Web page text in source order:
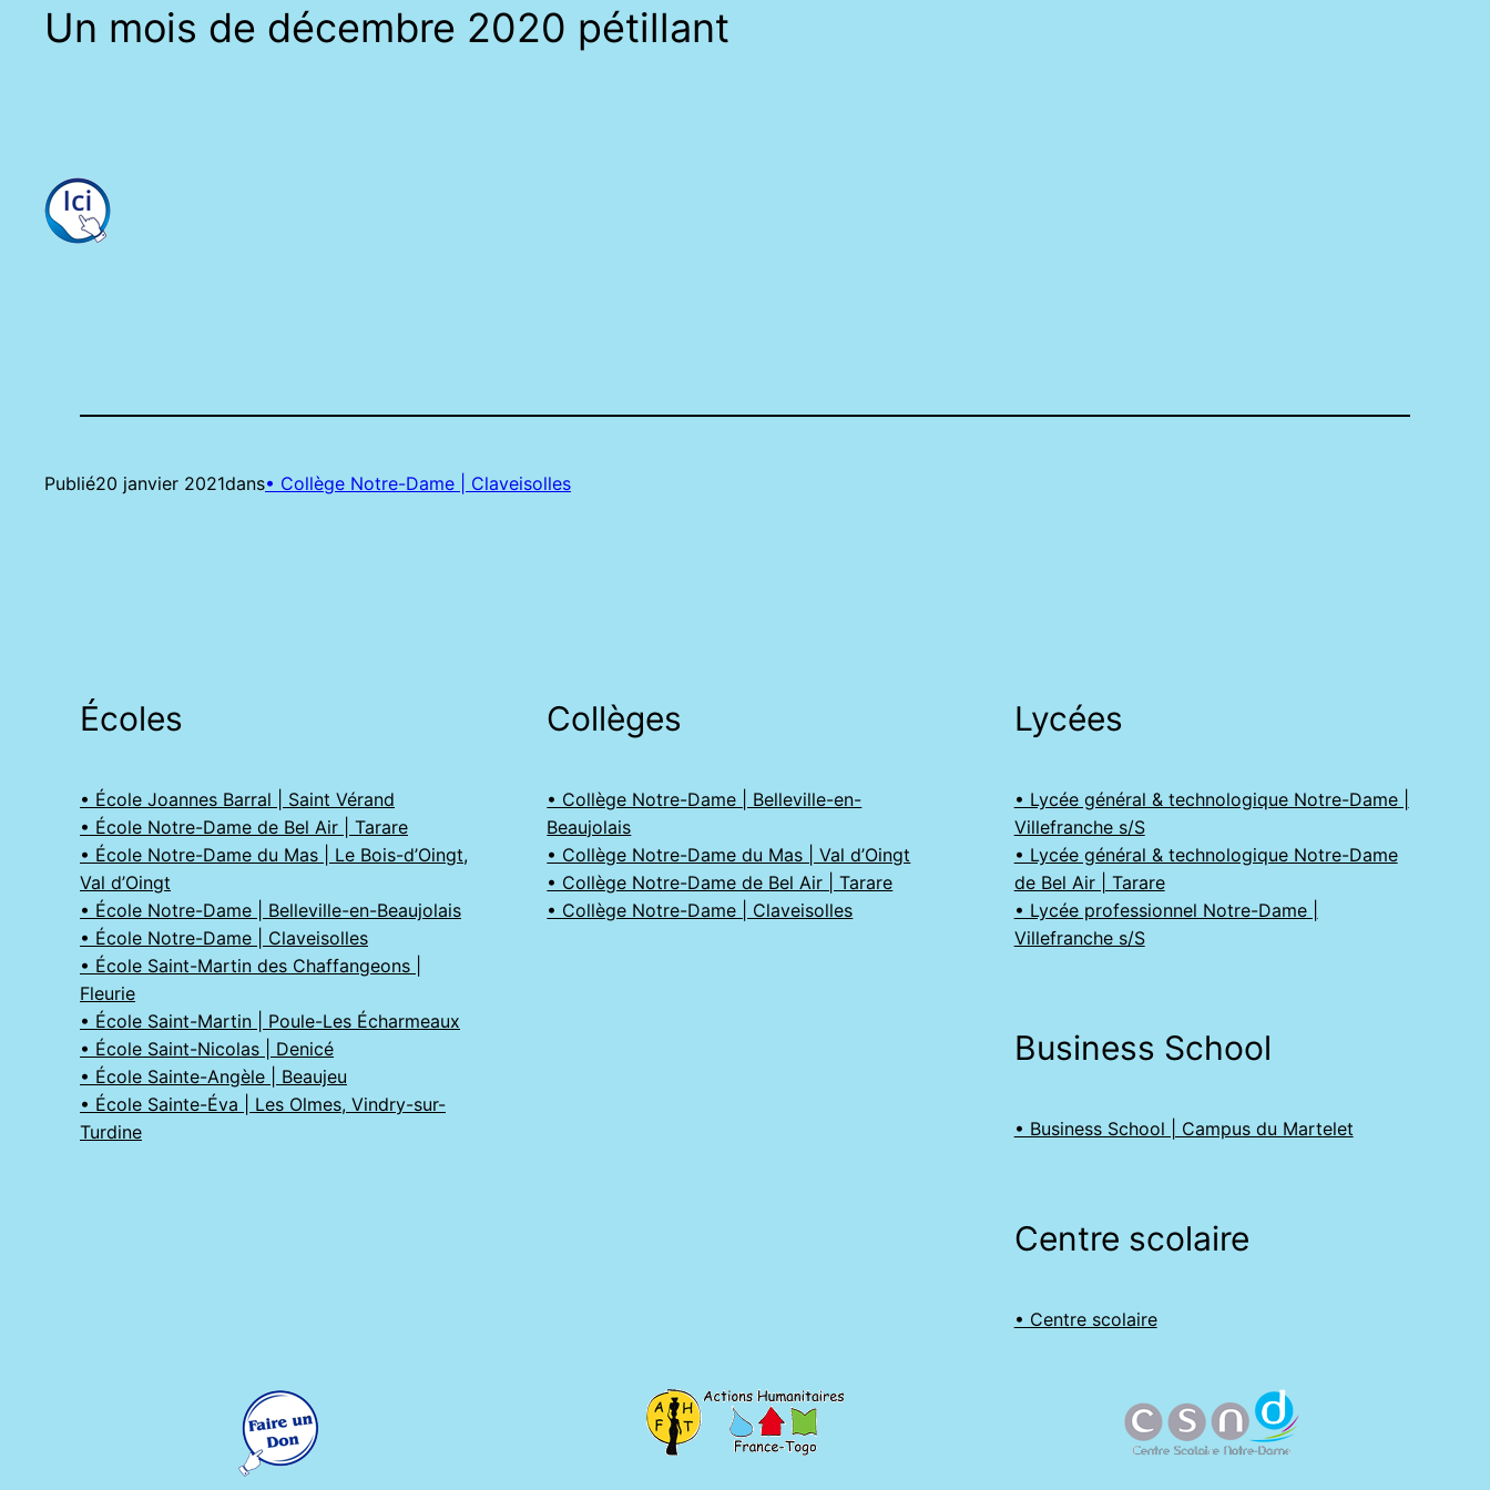
Un mois de décembre 2020 pétillant
Publié20 janvier 2021dans• Collège Notre-Dame | Claveisolles
Écoles
• École Joannes Barral | Saint Vérand
• École Notre-Dame de Bel Air | Tarare
• École Notre-Dame du Mas | Le Bois-d’Oingt,
Val d’Oingt
• École Notre-Dame | Belleville-en-Beaujolais
• École Notre-Dame | Claveisolles
• École Saint-Martin des Chaffangeons |
Fleurie
• École Saint-Martin | Poule-Les Écharmeaux
• École Saint-Nicolas | Denicé
• École Sainte-Angèle | Beaujeu
• École Sainte-Éva | Les Olmes, Vindry-sur-
Turdine
Collèges
• Collège Notre-Dame | Belleville-en-
Beaujolais
• Collège Notre-Dame du Mas | Val d’Oingt
• Collège Notre-Dame de Bel Air | Tarare
• Collège Notre-Dame | Claveisolles
Lycées
• Lycée général & technologique Notre-Dame |
Villefranche s/S
• Lycée général & technologique Notre-Dame
de Bel Air | Tarare
• Lycée professionnel Notre-Dame |
Villefranche s/S
Business School
• Business School | Campus du Martelet
Centre scolaire
• Centre scolaire